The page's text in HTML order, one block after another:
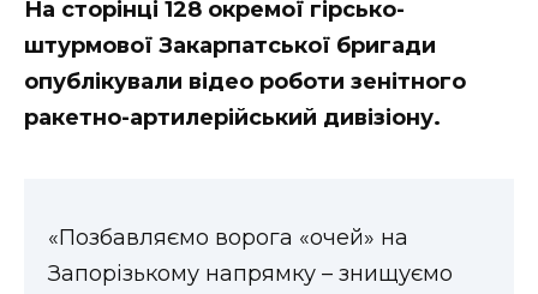
Втрачений Ужгород (відеоверсія)
ЗАКАРПАТСЬКІ НОВИНИ
НОВИНИ ЗАХІДНОЇ УКРАЇНИ
На сторінці 128 окремої гірсько-
штурмової Закарпатської бригади
опублікували відео роботи зенітного
ракетно-артилерійський дивізіону.
«Позбавляємо ворога «очей» на
Запорізькому напрямку – знищуємо